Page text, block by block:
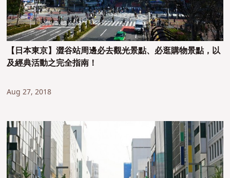
【日本東京】澀谷站周邊必去觀光景點、必逛購物景點，以
及經典活動之完全指南！
Aug 27, 2018